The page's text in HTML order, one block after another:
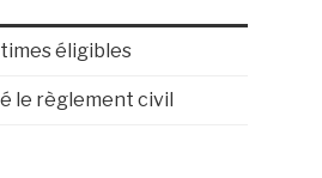
éligibles
le règlement civil